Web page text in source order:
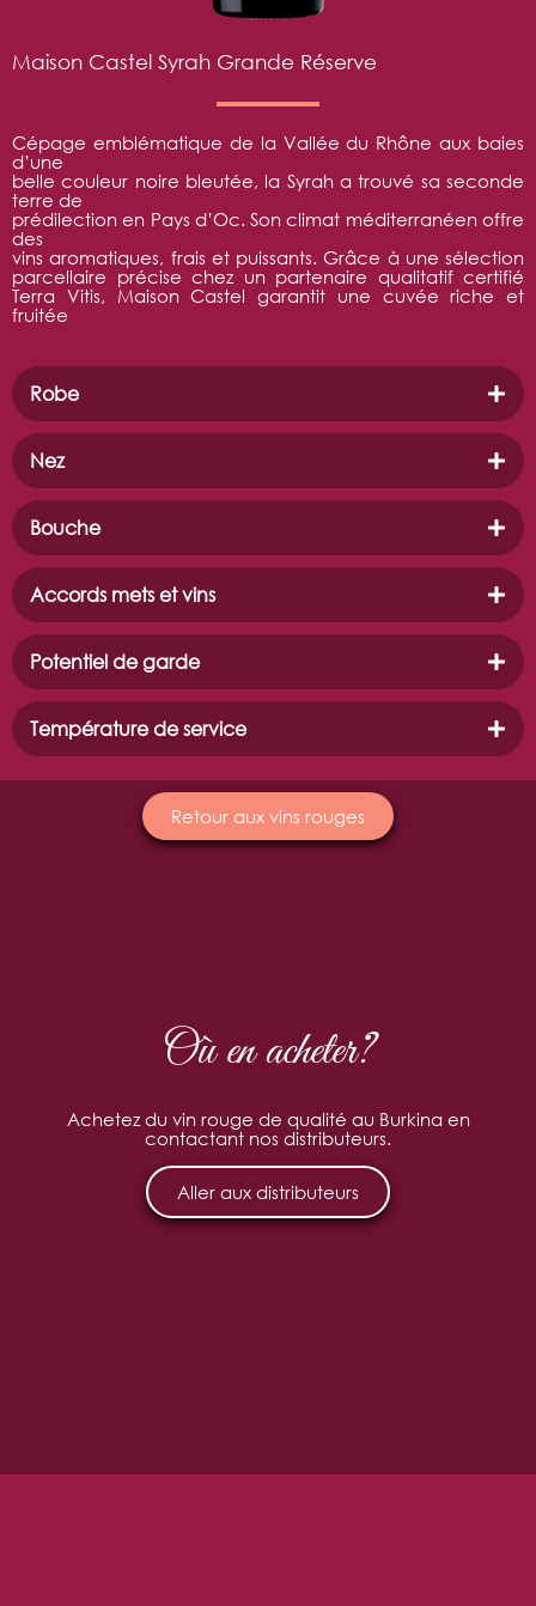
Maison Castel Syrah Grande Réserve
Cépage emblématique de la Vallée du Rhône aux baies
d’une
belle couleur noire bleutée, la Syrah a trouvé sa seconde
terre de
prédilection en Pays d’Oc. Son climat méditerranéen offre
des
vins aromatiques, frais et puissants. Grâce à une sélection
parcellaire précise chez un partenaire qualitatif certifié
Terra Vitis, Maison Castel garantit une cuvée riche et
fruitée
Robe
Nez
Bouche
Accords mets et vins
Potentiel de garde
Température de service
Retour aux vins rouges
Où en acheter?
Achetez du vin rouge de qualité au Burkina en
contactant nos distributeurs.
Aller aux distributeurs